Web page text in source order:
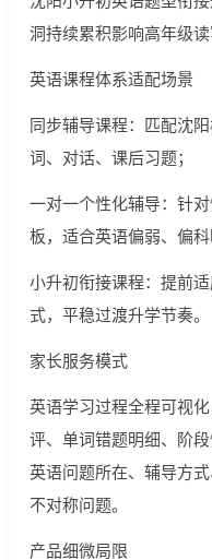
洞持续累积影响高年级读
英语课程体系适配场景
同步辅导课程：匹配沈
词、对话、课后习题；
一对一个性化辅导：针
板，适合英语偏弱、偏科
小升初衔接课程：提前
式，平稳过渡升学节奏。
家长服务模式
英语学习过程全程可视
评、单词错题明细、阶
英语问题所在、辅导方
不对称问题。
产品细微局限